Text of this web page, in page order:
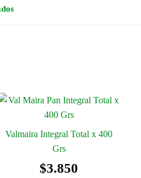
Valmaira Integral Total x 400
Grs
$3.850